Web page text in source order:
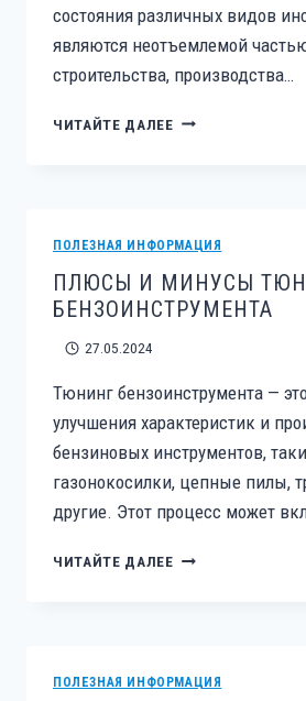
состояния различных видов
являются неотъемлемой
строительства, производства…
ЧИТАЙТЕ ДАЛЕЕКАКИЕ
РЕМОНТУ
ИНСТРУМЕНТА?
ПОЛЕЗНАЯ ИНФОРМАЦИЯ
ПЛЮСЫ И МИНУСЫ
БЕНЗОИНСТРУМЕНТА
27.05.2024
Тюнинг бензоинструмента —
улучшения характеристик и
бензиновых инструментов,
газонокосилки, цепные пилы,
другие. Этот процесс может
ЧИТАЙТЕ ДАЛЕЕПЛЮСЫ
ПОЛЕЗНАЯ ИНФОРМАЦИЯ